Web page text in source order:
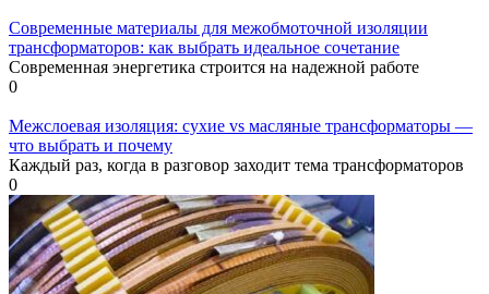
Современные материалы для межобмоточной изоляции
трансформаторов: как выбрать идеальное сочетание
Современная энергетика строится на надежной работе
0
Межслоевая изоляция: сухие vs масляные трансформаторы —
что выбрать и почему
Каждый раз, когда в разговор заходит тема трансформаторов
0